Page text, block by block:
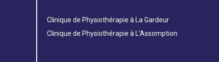
Clinique de Physiothérapie à La Gardeur
Clinique de Physiothérapie à L’Assomption